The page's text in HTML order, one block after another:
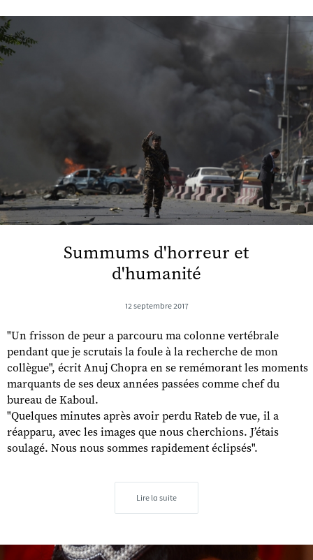
Summums d'horreur et
d'humanité
12 septembre 2017
"Un frisson de peur a parcouru ma colonne vertébrale
pendant que je scrutais la foule à la recherche de mon
collègue", écrit Anuj Chopra en se remémorant les moments
marquants de ses deux années passées comme chef du
bureau de Kaboul.
"Quelques minutes après avoir perdu Rateb de vue, il a
réapparu, avec les images que nous cherchions. J’étais
soulagé. Nous nous sommes rapidement éclipsés".
Lire la suite